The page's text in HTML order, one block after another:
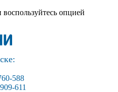
опцией
588
611